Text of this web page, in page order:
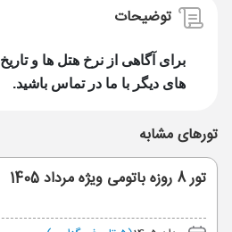
توضیحات
برای آگاهی از نرخ هتل ها و تاریخ
های دیگر با ما در تماس باشید.
تورهای مشابه
تور 8 روزه باتومی ویژه مرداد 1405